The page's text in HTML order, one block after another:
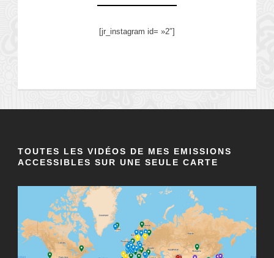
[jr_instagram id= »2″]
TOUTES LES VIDÉOS DE MES EMISSIONS
ACCESSIBLES SUR UNE SEULE CARTE